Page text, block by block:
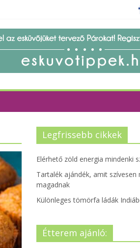
szempontjainak erősítése
Legfrissebb cikkek
Elérhető zöld energia mindenki
Tartalék ajándék, amit szívesen
magadnak
Különleges tömörfa ládák
Étterem ajánló: